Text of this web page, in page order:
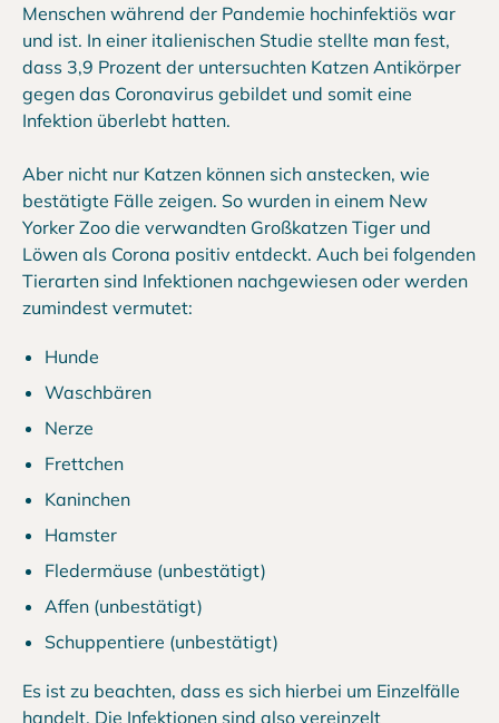
Menschen während der Pandemie hochinfektiös war
und ist. In einer italienischen Studie stellte man fest,
dass 3,9 Prozent der untersuchten Katzen Antikörper
gegen das Coronavirus gebildet und somit eine
Infektion überlebt hatten.
Aber nicht nur Katzen können sich anstecken, wie
bestätigte Fälle zeigen. So wurden in einem New
Yorker Zoo die verwandten Großkatzen Tiger und
Löwen als Corona positiv entdeckt. Auch bei folgenden
Tierarten sind Infektionen nachgewiesen oder werden
zumindest vermutet:
Hunde
Waschbären
Nerze
Frettchen
Kaninchen
Hamster
Fledermäuse (unbestätigt)
Affen (unbestätigt)
Schuppentiere (unbestätigt)
Es ist zu beachten, dass es sich hierbei um Einzelfälle
handelt. Die Infektionen sind also vereinzelt